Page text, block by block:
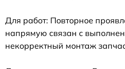
Для работ: Повторное
напрямую связан с
некорректный монтаж